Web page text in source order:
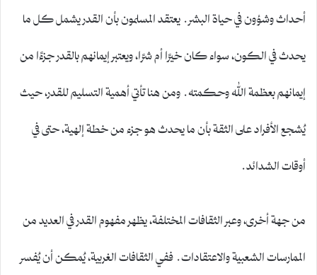
أحداث وشؤون في حياة البشر. يعتقد المسلمون بأن القدر يشمل كل ما
يحدث في الكون، سواء كان خيرًا أم شرًا، ويعتبر إيمانهم بالقدر جزءًا من
إيمانهم بعظمة الله وحكمته. ومن هنا تأتي أهمية التسليم للقدر، حيث
يُشجع الأفراد على الثقة بأن ما يحدث هو جزء من خطة إلهية، حتى في
أوقات الشدائد.
من جهة أخرى، وعبر الثقافات المختلفة، يظهر مفهوم القدر في العديد من
الممارسات الشعبية والاعتقادات. ففي الثقافات الغربية، يُمكن أن يُفسر